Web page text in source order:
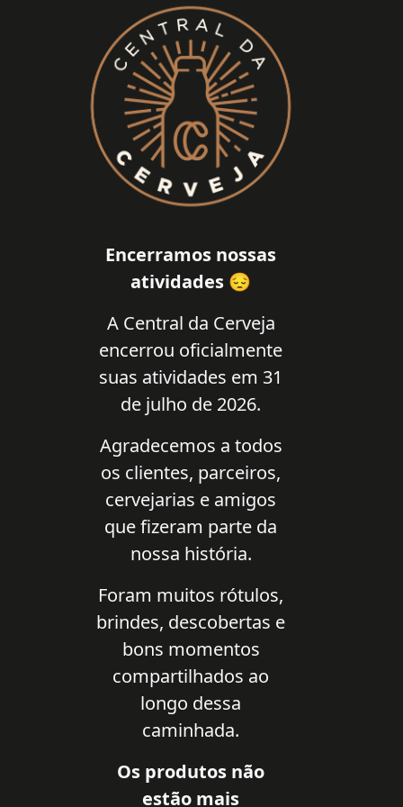
Encerramos nossas
atividades 😔
A Central da Cerveja
encerrou oficialmente
suas atividades em 31
de julho de 2026.
Agradecemos a todos
os clientes, parceiros,
cervejarias e amigos
que fizeram parte da
nossa história.
Foram muitos rótulos,
brindes, descobertas e
bons momentos
compartilhados ao
longo dessa
caminhada.
Os produtos não
estão mais